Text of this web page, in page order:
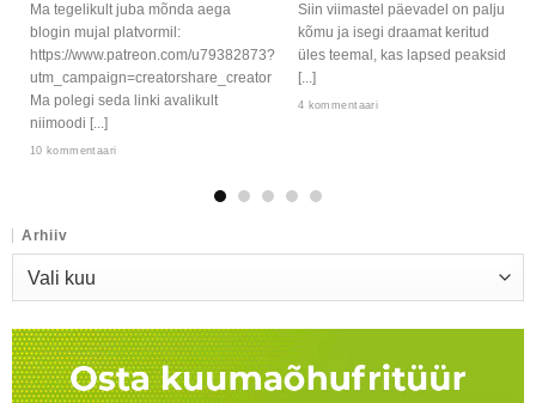
Ma tegelikult juba mõnda aega
blogin mujal platvormil:
https://www.patreon.com/u79382873?
utm_campaign=creatorshare_creator
Ma polegi seda linki avalikult
niimoodi [...]
10 kommentaari
Siin viimastel päevadel on palju
kõmu ja isegi draamat keritud
üles teemal, kas lapsed peaksid
[...]
4 kommentaari
Arhiiv
Arhiiv